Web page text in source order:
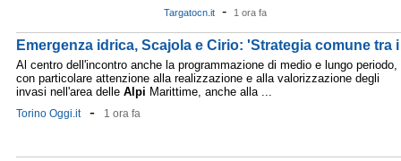
Targatocn.it - 1 ora fa
Emergenza idrica, Scajola e Cirio: 'Strategia comune tra
Al centro dell'incontro anche la programmazione di medio e lungo periodo,
con particolare attenzione alla realizzazione e alla valorizzazione degli
invasi nell'area delle Alpi Marittime, anche alla ...
Torino Oggi.it- 1 ora fa